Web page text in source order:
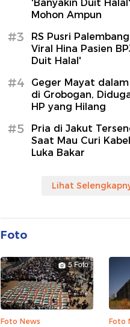
'Banyakin Duit
Mohon Ampun
#3
RS Pusri
Viral Hina Pasien
Duit Halal'
#4
Geger Mayat
di Grobogan,
HP yang Hilang
#5
Pria di Jakut
Saat Mau Curi
Luka Bakar
Lihat
Foto
5 Foto
Foto News Foto